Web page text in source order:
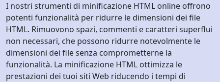
I nostri strumenti di minificazione HTML online offrono
potenti funzionalità per ridurre le dimensioni dei file
HTML. Rimuovono spazi, commenti e caratteri superflui
non necessari, che possono ridurre notevolmente le
dimensioni dei file senza comprometterne la
funzionalità. La minificazione HTML ottimizza le
prestazioni dei tuoi siti Web riducendo i tempi di